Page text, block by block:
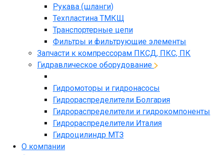
Рукава (шланги)
Техпластина ТМКЩ
Транспортерные цепи
Фильтры и фильтрующие элементы
Запчасти к компрессорам ПКСД, ПКС, ПК
Гидравлическое оборудование
Гидромоторы и гидронасосы
Гидрораспределители Болгария
Гидрораспределители и гидрокомпоненты
Гидрораспределители Италия
Гидроцилиндр МТЗ
О компании